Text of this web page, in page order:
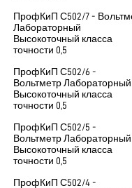
ПрофКиП С502/7 -
Лабораторный
Высокоточный класса
точности 0,5
ПрофКиП С502/6 -
Вольтметр Лабораторный
Высокоточный класса
точности 0,5
ПрофКиП С502/5 -
Вольтметр Лабораторный
Высокоточный класса
точности 0,5
ПрофКиП С502/4 -